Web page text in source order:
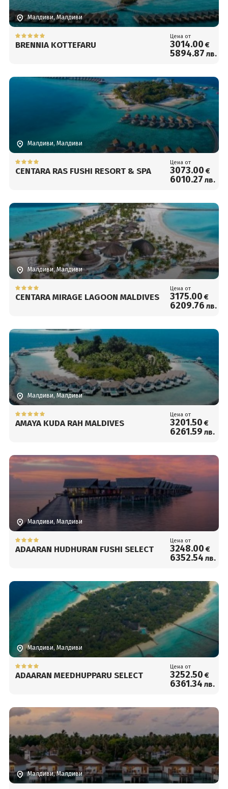
Малдиви, Малдиви
BRENNIA KOTTEFARU
Цена от
3014.00 €
5894.87 лв.
Малдиви, Малдиви
CENTARA RAS FUSHI RESORT & SPA
Цена от
3073.00 €
6010.27 лв.
Малдиви, Малдиви
CENTARA MIRAGE LAGOON MALDIVES
Цена от
3175.00 €
6209.76 лв.
Малдиви, Малдиви
AMAYA KUDA RAH MALDIVES
Цена от
3201.50 €
6261.59 лв.
Малдиви, Малдиви
ADAARAN HUDHURAN FUSHI SELECT
Цена от
3248.00 €
6352.54 лв.
Малдиви, Малдиви
ADAARAN MEEDHUPPARU SELECT
Цена от
3252.50 €
6361.34 лв.
Малдиви, Малдиви